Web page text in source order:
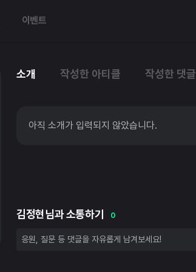
이벤트
소개 작성한 아티클 작성한 댓글
아직 소개가 입력되지 않았습니다.
김정현님과 소통하기 0